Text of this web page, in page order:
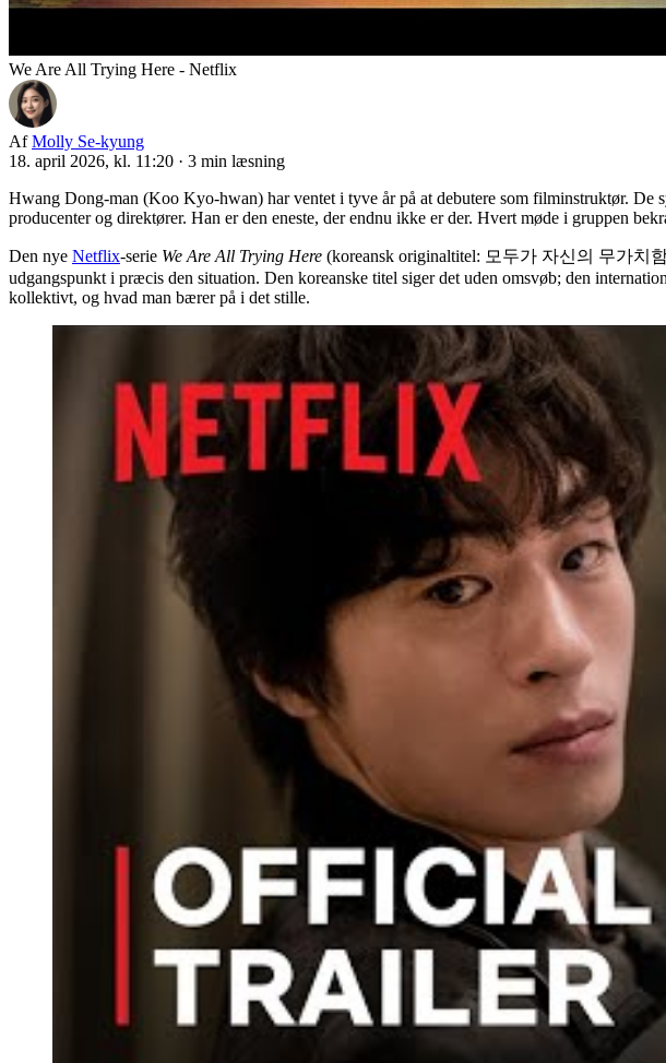
We Are All Trying Here - Netflix
Af Molly Se-kyung
18. april 2026, kl. 11:20 · 3 min læsning
Hwang Dong-man (Koo Kyo-hwan) har ventet i tyve år på at debutere som filminstruktør.
producenter og direktører. Han er den eneste, der endnu ikke er der. Hvert møde i gruppen
Den nye Netflix-serie We Are All Trying Here (koreansk originaltitel: 모두가 자신의 무가치
udgangspunkt i præcis den situation. Den koreanske titel siger det uden omsvøb; den
kollektivt, og hvad man bærer på i det stille.